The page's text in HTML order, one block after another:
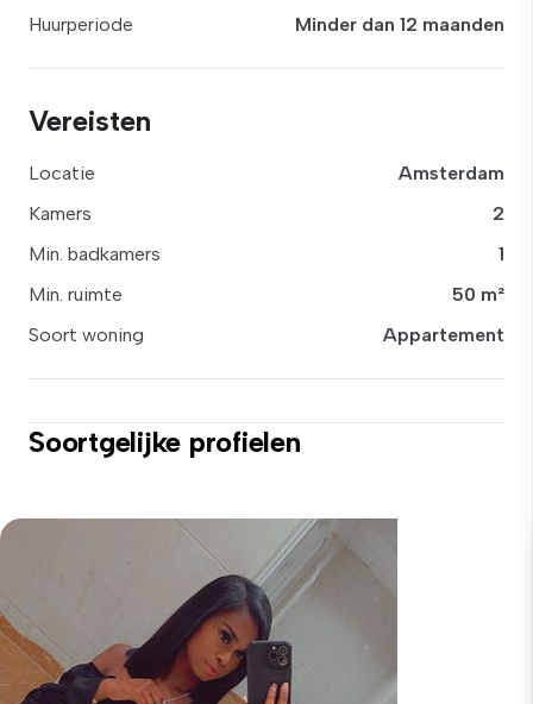
Huurperiode
Minder dan 12 maanden
Vereisten
Locatie
Amsterdam
Kamers
2
Min. badkamers
1
Min. ruimte
50 m²
Soort woning
Appartement
Soortgelijke profielen